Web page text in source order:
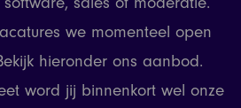
we momenteel open
hieronder ons aanbod.
word jij binnenkort wel onze